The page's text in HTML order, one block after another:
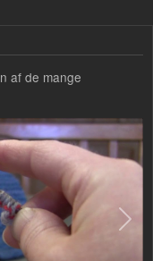
af de mange